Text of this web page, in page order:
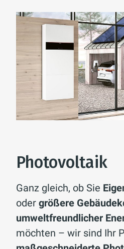
Photovoltaik
Ganz gleich, ob Sie
oder größere
umweltfreundlicher
möchten – wir sind Ihr